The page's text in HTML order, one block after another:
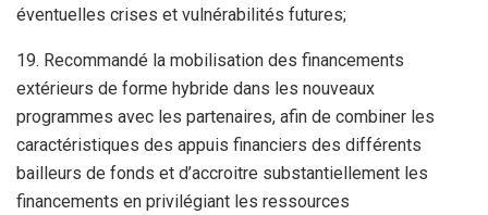
éventuelles crises et vulnérabilités futures;
19. Recommandé la mobilisation des financements
extérieurs de forme hybride dans les nouveaux
programmes avec les partenaires, afin de combiner les
caractéristiques des appuis financiers des différents
bailleurs de fonds et d’accroitre substantiellement les
financements en privilégiant les ressources